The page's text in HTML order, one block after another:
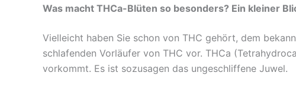
Was macht THCa-Blüten so besonders? Ein kleiner
Vielleicht haben Sie schon von THC gehört, dem
schlafenden Vorläufer von THC vor. THCa
vorkommt. Es ist sozusagen das ungeschliffene Juwel.